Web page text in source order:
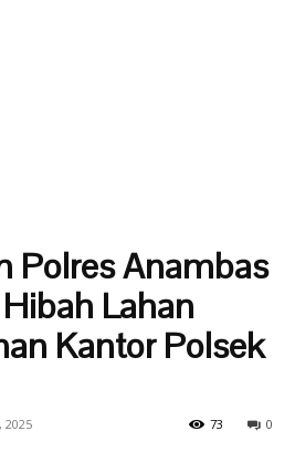
Polres Anambas
Lahan
Kantor Polsek
2025 0
73